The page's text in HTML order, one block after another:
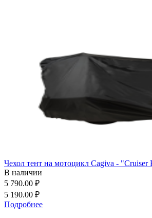
Чехол тент на мотоцикл Cagiva -
В наличии
5 790.00 ₽
5 190.00 ₽
Подробнее